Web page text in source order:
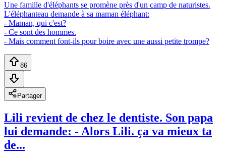
Une famille d'éléphants se promène près d'un camp de naturistes.
L'éléphanteau demande à sa maman éléphant:
- Maman, qui c'est?
- Ce sont des hommes.
- Mais comment font-ils pour boire avec une aussi petite trompe?
86
Partager
Lili revient de chez le dentiste. Son papa
lui demande: - Alors Lili. ça va mieux ta
de...